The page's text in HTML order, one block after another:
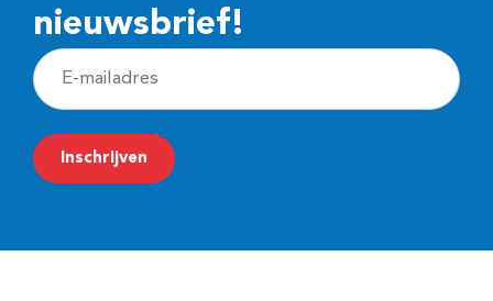
nieuwsbrief!
E
-
m
a
Inschrijven